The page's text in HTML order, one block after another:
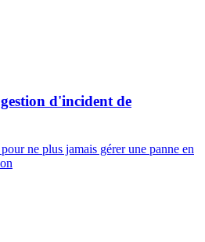
d'incident de
ne plus jamais gérer une panne en